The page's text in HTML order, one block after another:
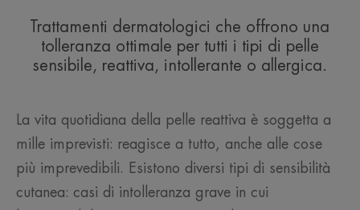
Trattamenti dermatologici che offrono una
tolleranza ottimale per tutti i tipi di pelle
sensibile, reattiva, intollerante o allergica.
La vita quotidiana della pelle reattiva è soggetta a
mille imprevisti: reagisce a tutto, anche alle cose
più imprevedibili. Esistono diversi tipi di sensibilità
cutanea: casi di intolleranza grave in cui